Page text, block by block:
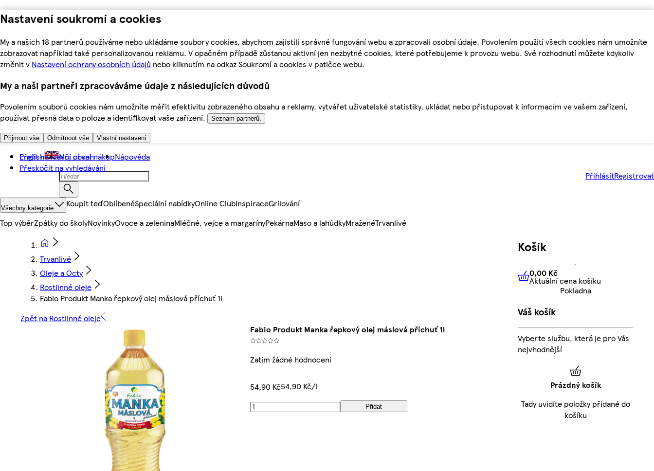
Nastavení soukromí a cookies
My a našich 18 partnerů používáme nebo ukládáme soubory cookies, abychom zajistili správné fungování webu a zpracovali osobní údaje. Povolením použití všech cookies nám umožníte
zobrazovat například také personalizovanou reklamu. V opačném případě zůstanou aktivní jen nezbytné cookies, které potřebujeme k provozu webu. Své rozhodnutí můžete kdykoliv
změnit v Nastavení ochrany osobních údajů nebo kliknutím na odkaz Soukromí a cookies v patičce webu.
My a naši partneři zpracováváme údaje z následujících důvodů
Povolením souborů cookies nám umožníte měřit efektivitu zobrazeného obsahu a reklamy, vytvářet uživatelské statistiky, ukládat nebo přistupovat k informacím ve vašem zařízení,
používat přesná data o poloze a identifikovat vaše zařízení.
Seznam partnerů.
Přijmout vše Odmítnout vše Vlastní nastavení
Přejít na hlavní obsah
Přeskočit na vyhledávání
English Můj první nákupNápověda
PřihlásitRegistrovat
Všechny kategorie Koupit teďOblíbenéSpeciální nabídkyOnline ClubInspiraceGrilování
Top výběrZpátky do školyNovinkyOvoce a zeleninaMléčné, vejce a margarínyPekárnaMaso a lahůdkyMraženéTrvanlivé
Trvanlivé
Oleje a Octy
Rostlinné oleje
Fabio Produkt Manka řepkový olej máslová příchuť 1l
Zpět na Rostlinné oleje
Fabio Produkt Manka řepkový olej máslová příchuť 1l
Zatím žádné hodnocení
54,90 Kč54,90 Kč/l
Přidat
Košík
0,00 KčAktuální cena košíku
0,00 Kč
Aktuální cena košíku
Pokladna
Váš košík
Vyberte službu, která je pro Vás
nejvhodnější
Prázdný košík
Tady uvidíte položky přidané do
košíku